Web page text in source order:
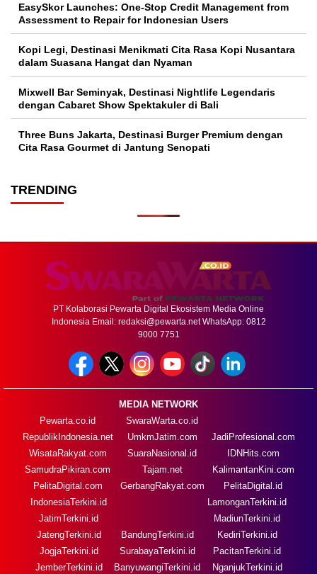
EasySkor Launches: One-Stop Credit Management from
Assessment to Repair for Indonesian Users
Kopi Legi, Destinasi Menikmati Cita Rasa Kopi Nusantara
dalam Suasana Hangat dan Nyaman
Mixwell Bar Seminyak, Destinasi Nightlife Legendaris
dengan Cabaret Show Spektakuler di Bali
Three Buns Jakarta, Destinasi Burger Premium dengan
Cita Rasa Gourmet di Jantung Senopati
TRENDING
PT Kolaborasi Pewarta Digital Ekosistem Media Online
Indonesia Email: redaksi@pewarta.netWhatsApp: 0812
9000 7751
MEDIA NETWORK
Pewarta.co.id
RepublikIndonesia.net
WisataRakyat.com
SamudraPikiran.com
PelitaDigital.com
SwaraWarta.co.id
UmkmJatim.com
SuaraNasional.id
Tajam.net
GerbangRakyat.com
JadiProfesional.com
IDNHits.com
KalimantanKini.com
PelitaDigital.id
IndonesiaTerkini.id
JatimTerkini.id
JatengTerkini.id
JogjaTerkini.id
JemberTerkini.id
BandungTerkini.id
SurabayaTerkini.id
BanyuwangiTerkini.id
LamonganTerkini.id
MadiunTerkini.id
KediriTerkini.id
PacitanTerkini.id
NganjukTerkini.id